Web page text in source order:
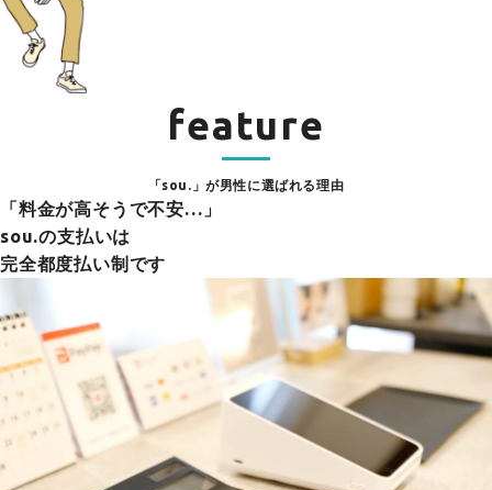
feature
「sou.」が男性に選ばれる理由
「料金が高そうで不安…」
sou.の支払いは
完全都度払い制です